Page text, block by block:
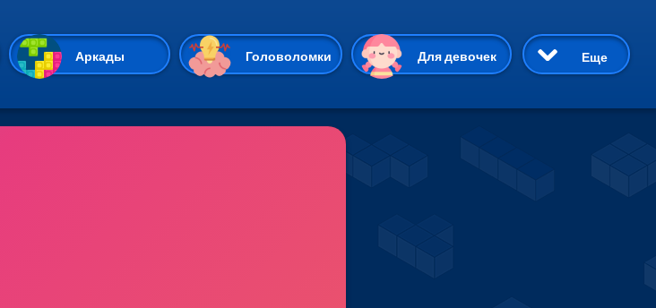
Аркады Головоломки Для девочек
Веселые 3D Приключения
Еще